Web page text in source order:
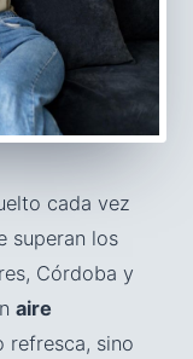
cada vez
superan los
Córdoba y
aire
refresca, sino